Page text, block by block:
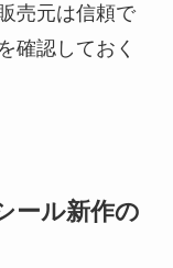
売元は信頼で
確認しておく
ール新作の